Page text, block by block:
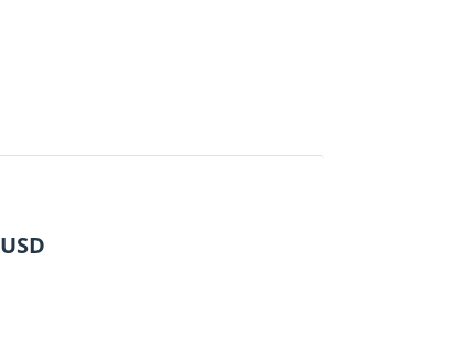
USD